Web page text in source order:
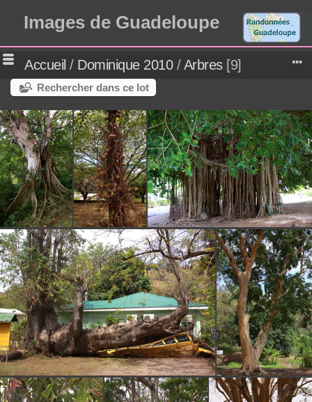
Images de Guadeloupe
Accueil / Dominique 2010/Arbres 9
Rechercher dans ce lot